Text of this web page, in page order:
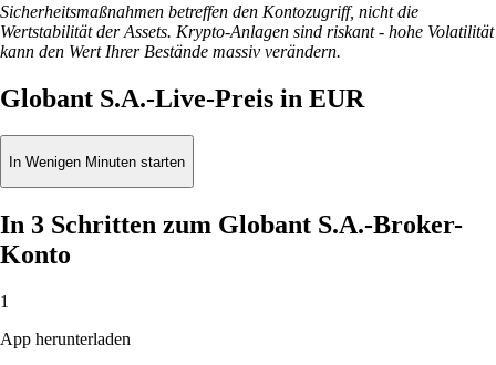
Sicherheitsmaßnahmen betreffen den Kontozugriff, nicht die
Wertstabilität der Assets. Krypto-Anlagen sind riskant - hohe Volatilität
kann den Wert Ihrer Bestände massiv verändern.
Globant S.A.-Live-Preis in EUR
In Wenigen Minuten starten
In 3 Schritten zum Globant S.A.-Broker-
Konto
1
App herunterladen